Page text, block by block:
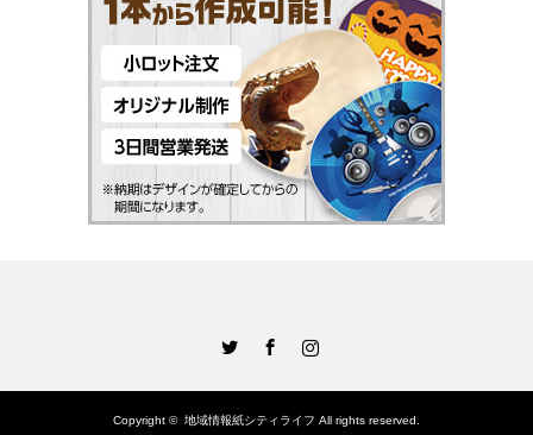
Instagram
Copyright © 地域情報紙シティライフ All rights reserved.